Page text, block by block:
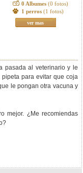
0 Albumes (0 fotos)
1 perros (1 fotos)
ver mas
pasada al veterinario y le
para evitar que coja
le pongan otra vacuna y
mejor. ¿Me recomiendas